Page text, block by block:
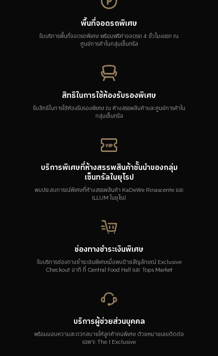
พื้นที่จอดรถพิเศษ
รับบริการพื้นที่จอดรถพิเศษ พร้อมฟรีค่าจอดรถ 4 ชั่วโมงแรก ณ
ศูนย์การค้าในกลุ่มเซ็นทรัล
สิทธิในการใช้ห้องรับรองพิเศษ
รับสิทธิในการใช้ห้องรับรองพิเศษ ณ ห้างสรรพสินค้าและศูนย์การค้าใน
กลุ่มเซ็นทรัล
บริการพิเศษที่ห้างสรรพสินค้าชั้นนำของกลุ่ม
เซ็นทรัลในยุโรป
พบประสบการณ์พิเศษที่ห้างสรรพสินค้า KaDeWe Rinascente และ
ILLUM ในยุโรป
ช่องทางชำระเงินพิเศษ
รับบริการช่องทางชำระเงินพิเศษเมื่อพบป้ายสัญลักษณ์ Exclusive
Checkout อาทิ ที่ Central Food Hall และ Tops Market
บริการผู้ช่วยส่วนบุคคล
พร้อมมอบความสะดวกสบายให้ลูกค้าคนพิเศษ ด้วยหมายเลขติดต่อ
เฉพาะ The 1 Exclusive